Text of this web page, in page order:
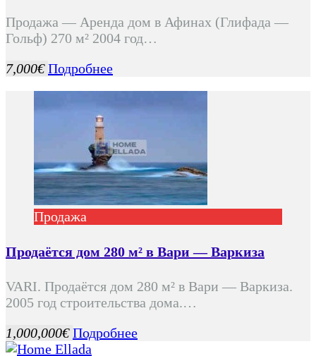
Продажа — Аренда дом в Афинах (Глифада —
Гольф) 270 м² 2004 год…
7,000€Подробнее
Продажа
Продаётся дом 280 м² в Вари — Варкиза
VARI. Продаётся дом 280 м² в Вари — Варкиза.
2005 год строительства дома.…
1,000,000€Подробнее